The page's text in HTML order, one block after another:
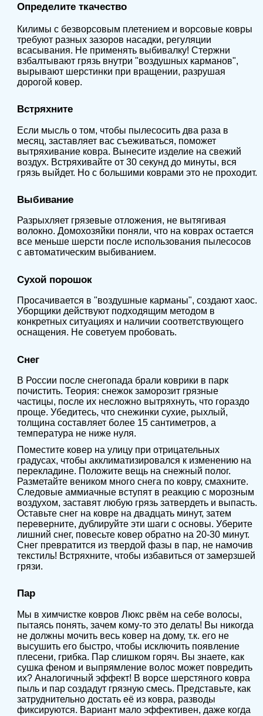
Определите ткачество
Килимы с безворсовым плетением и ворсовые ковры
требуют разных зазоров насадки, регуляции
всасывания. Не применять выбивалку! Стержни
взбалтывают грязь внутри "воздушных карманов",
вырывают шерстинки при вращении, разрушая
дорогой ковер.
Встряхните
Если мысль о том, чтобы пылесосить два раза в
месяц, заставляет вас съеживаться, поможет
вытряхивание ковра. Вынесите изделие на свежий
воздух. Встряхивайте от 30 секунд до минуты, вся
грязь выйдет. Но с большими коврами это не проходит.
Выбивание
Разрыхляет грязевые отложения, не вытягивая
волокно. Домохозяйки поняли, что на коврах остается
все меньше шерсти после использования пылесосов
с автоматическим выбиванием.
Сухой порошок
Просачивается в "воздушные карманы", создают хаос.
Уборщики действуют подходящим методом в
конкретных ситуациях и наличии соответствующего
оснащения. Не советуем пробовать.
Снег
В России после снегопада брали коврики в парк
почистить. Теория: снежок заморозит грязные
частицы, после их несложно вытряхнуть, что гораздо
проще. Убедитесь, что снежинки сухие, рыхлый,
толщина составляет более 15 сантиметров, а
температура не ниже нуля.
Поместите ковер на улицу при отрицательных
градусах, чтобы акклиматизировался к изменению на
перекладине. Положите вещь на снежный полог.
Разметайте веником много снега по ковру, смахните.
Следовые аммиачные вступят в реакцию с морозным
воздухом, заставят любую грязь затвердеть и выпасть.
Оставьте снег на ковре на двадцать минут, затем
переверните, дублируйте эти шаги с основы. Уберите
лишний снег, повесьте ковер обратно на 20-30 минут.
Снег превратится из твердой фазы в пар, не намочив
текстиль! Встряхните, чтобы избавиться от замерзшей
грязи.
Пар
Мы в химчистке ковров Люкс рвём на себе волосы,
пытаясь понять, зачем кому-то это делать! Вы никогда
не должны мочить весь ковер на дому, т.к. его не
высушить его быстро, чтобы исключить появление
плесени, грибка. Пар слишком горяч. Вы знаете, как
сушка феном и выпрямление волос может повредить
их? Аналогичный эффект! В ворсе шерстяного ковра
пыль и пар создадут грязную смесь. Представьте, как
затруднительно достать её из ковра, разводы
фиксируются. Вариант мало эффективен, даже когда